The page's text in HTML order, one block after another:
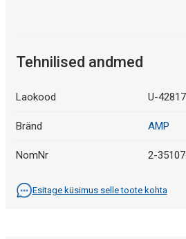
Tehnilised andmed
Laokood U-
Bränd AMP
NomNr 2-
Esitage küsimus selle toote kohta